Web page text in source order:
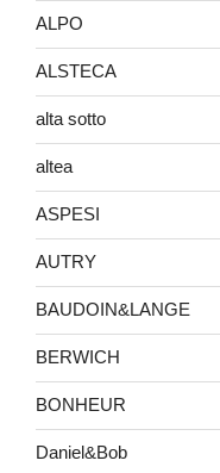
ALPO
ALSTECA
alta sotto
altea
ASPESI
AUTRY
BAUDOIN&LANGE
BERWICH
BONHEUR
Daniel&Bob